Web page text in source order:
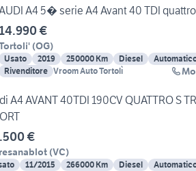
A4 5� serie A4 Avant 40 TDI
€
(OG)
Usato 2019 250000 Km Diesel
Rivenditore Vroom Auto Tortolì
A4 AVANT 40TDI 190CV QUATTRO S
€
(VC)
11/2015 266000 Km Diesel